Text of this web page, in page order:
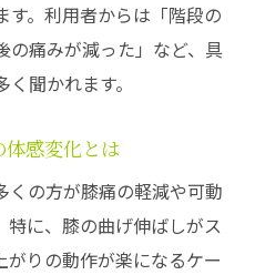
す。利用者からは「階段の
の痛みが減った」など、具
聞かれます。
感変化とは
くの方が膝痛の軽減や可動
に、膝の曲げ伸ばしがス
りの動作が楽になるケー